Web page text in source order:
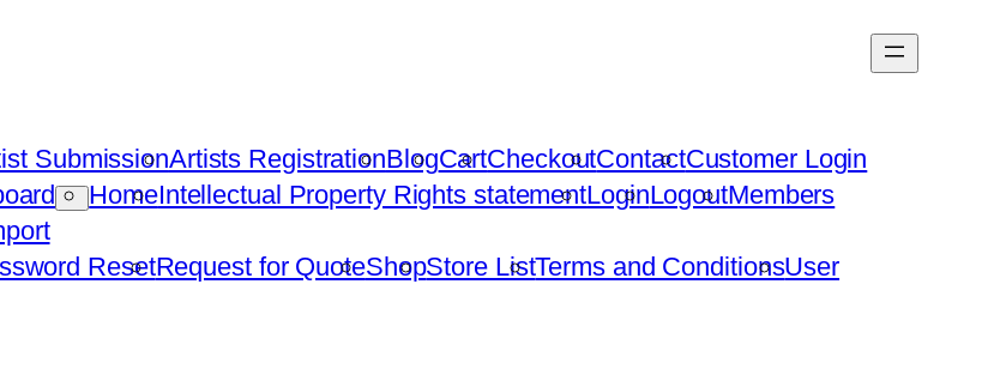
SubmissionArtists RegistrationBlogCartCheckoutContactCustomer Login
HomeIntellectual Property Rights statementLoginLogoutMembers
ResetRequest for QuoteShopStore ListTerms and ConditionsUser